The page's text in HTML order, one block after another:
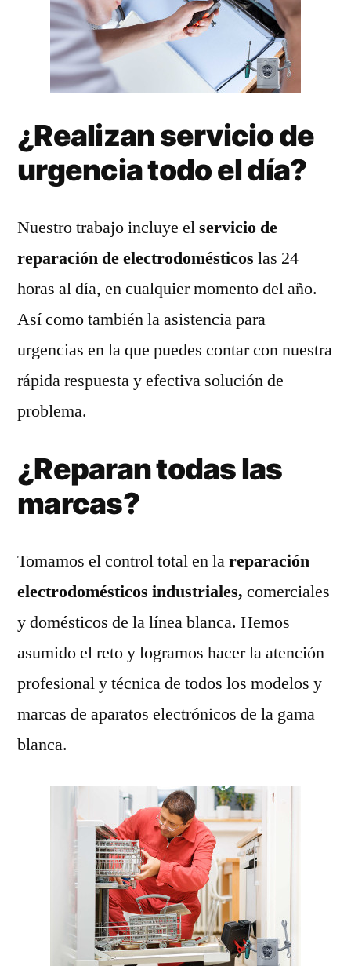
¿Realizan servicio de
urgencia todo el día?
Nuestro trabajo incluye elservicio de
reparación de electrodomésticos las 24
horas al día, en cualquier momento del año.
Así como también la asistencia para
urgencias en la que puedes contar con nuestra
rápida respuesta y efectiva solución de
problema.
¿Reparan todas las
marcas?
Tomamos el control total en lareparación
electrodomésticos industriales, comerciales
y domésticos de la línea blanca. Hemos
asumido el reto y logramos hacer la atención
profesional y técnica de todos los modelos y
marcas de aparatos electrónicos de la gama
blanca.